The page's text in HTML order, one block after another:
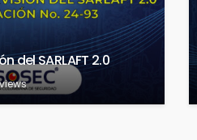
del SARLAFT 2.0